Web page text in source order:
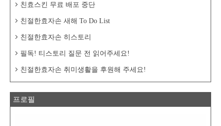
친효스킨 무료 배포 중단
친절한효자손 새해 To Do List
친절한효자손 히스토리
필독! 티스토리 질문 전 읽어주세요!
친절한효자손 취미생활을 후원해 주세요!
프로필